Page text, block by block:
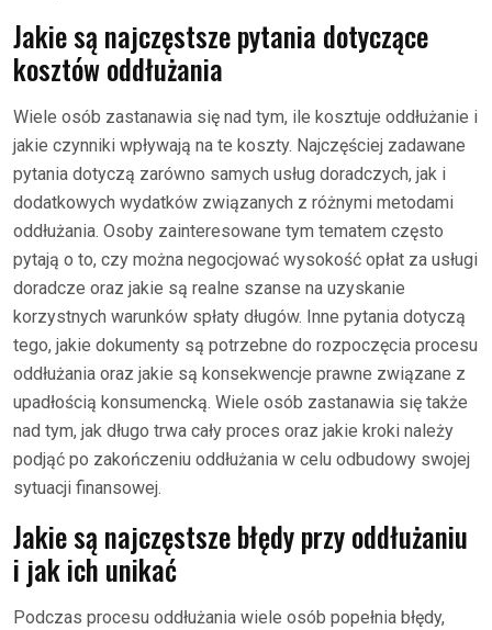
Jakie są najczęstsze pytania dotyczące
kosztów oddłużania
Wiele osób zastanawia się nad tym, ile kosztuje oddłużanie i
jakie czynniki wpływają na te koszty. Najczęściej zadawane
pytania dotyczą zarówno samych usług doradczych, jak i
dodatkowych wydatków związanych z różnymi metodami
oddłużania. Osoby zainteresowane tym tematem często
pytają o to, czy można negocjować wysokość opłat za usługi
doradcze oraz jakie są realne szanse na uzyskanie
korzystnych warunków spłaty długów. Inne pytania dotyczą
tego, jakie dokumenty są potrzebne do rozpoczęcia procesu
oddłużania oraz jakie są konsekwencje prawne związane z
upadłością konsumencką. Wiele osób zastanawia się także
nad tym, jak długo trwa cały proces oraz jakie kroki należy
podjąć po zakończeniu oddłużania w celu odbudowy swojej
sytuacji finansowej.
Jakie są najczęstsze błędy przy oddłużaniu
i jak ich unikać
Podczas procesu oddłużania wiele osób popełnia błędy,